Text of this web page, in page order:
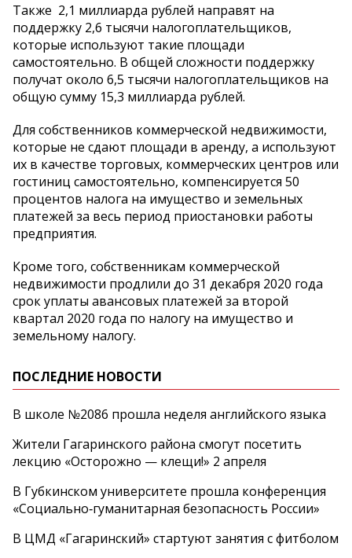
Также 2,1 миллиарда рублей направят на
поддержку 2,6 тысячи налогоплательщиков,
которые используют такие площади
самостоятельно. В общей сложности поддержку
получат около 6,5 тысячи налогоплательщиков на
общую сумму 15,3 миллиарда рублей.
Для собственников коммерческой недвижимости,
которые не сдают площади в аренду, а используют
их в качестве торговых, коммерческих центров или
гостиниц самостоятельно, компенсируется 50
процентов налога на имущество и земельных
платежей за весь период приостановки работы
предприятия.
Кроме того, собственникам коммерческой
недвижимости продлили до 31 декабря 2020 года
срок уплаты авансовых платежей за второй
квартал 2020 года по налогу на имущество и
земельному налогу.
ПОСЛЕДНИЕ НОВОСТИ
В школе №2086 прошла неделя английского языка
Жители Гагаринского района смогут посетить
лекцию «Осторожно — клещи!» 2 апреля
В Губкинском университете прошла конференция
«Социально‑гуманитарная безопасность России»
В ЦМД «Гагаринский» стартуют занятия с фитболом